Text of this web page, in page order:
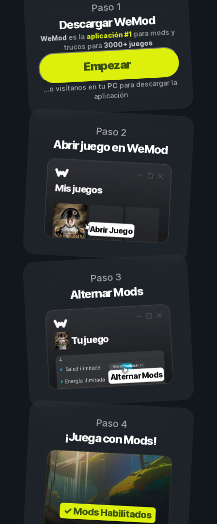
Paso 1
Descargar WeMod
WeMod es la aplicación #1para mods y
trucos para3000+ juegos
Empezar
...o visítanos en tuPCpara descargar la
aplicación
Paso 2
Abrir juego en WeMod
Mis juegos
Abrir Juego
Paso 3
Alternar Mods
Tu juego
Activado
Desactivado
Salud ilimitada
Energía ilimitada Alternar Mods
Paso 4
¡Juega con Mods!
✓ Mods Habilitados